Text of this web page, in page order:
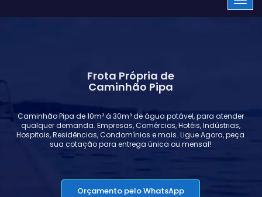
Frota Própria de
Caminhão Pipa
Caminhão Pipa de 10m³ á 30m³ de água potável, para atender
qualquer demanda. Empresas, Comércios, Hotéis, Indústrias,
Hospitais, Residências, Condomínios e mais. Ligue Agora, peça
sua cotação para entrega única ou mensal!
Orçamento pelo WhatsApp